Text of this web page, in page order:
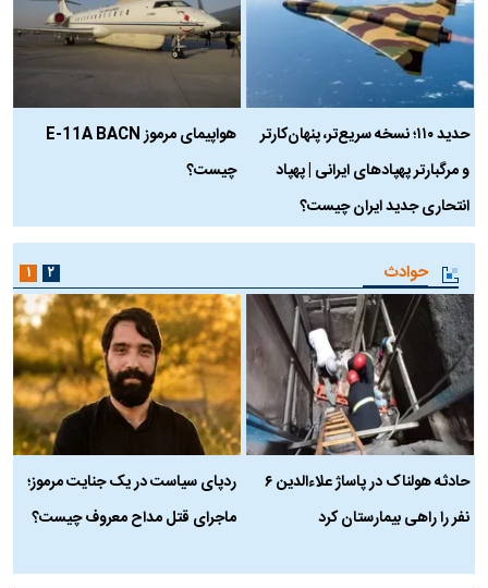
حدید ۱۱۰؛ نسخه سریع‌تر، پنهان‌کارتر
و مرگبارتر پهپادهای ایرانی | پهپاد
انتحاری جدید ایران چیست؟
هواپیمای مرموز E-11A BACN
چیست؟
حوادث
حادثه هولناک در پاساژ علاءالدین ۶
نفر را راهی بیمارستان کرد
ردپای سیاست در یک جنایت مرموز؛
ماجرای قتل مداح معروف چیست؟
۱ ۲